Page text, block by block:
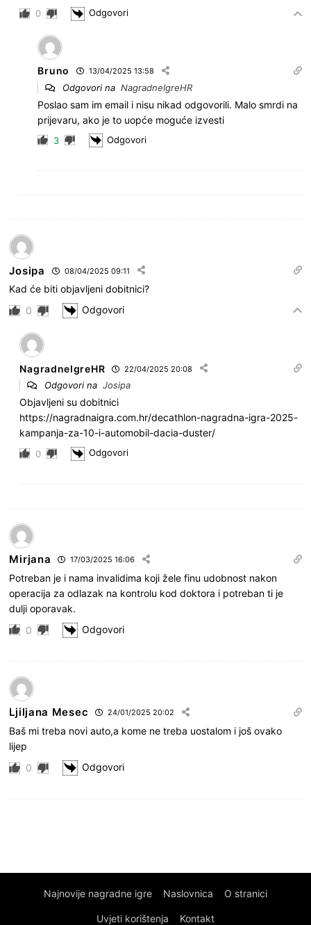
0 Odgovori
Bruno 13/04/2025 13:58
Odgovori naNagradneIgreHR
Poslao sam im email i nisu nikad odgovorili. Malo smrdi na
prijevaru, ako je to uopće moguće izvesti
3 Odgovori
Josipa 08/04/2025 09:11
Kad će biti objavljeni dobitnici?
0
Odgovori
NagradneIgreHR 22/04/2025 20:08
Odgovori naJosipa
Objavljeni su dobitnici
https://nagradnaigra.com.hr/decathlon-nagradna-igra-2025-
kampanja-za-10-i-automobil-dacia-duster/
0 Odgovori
Mirjana 17/03/2025 16:06
Potreban je i nama invalidima koji žele finu udobnost nakon
operacija za odlazak na kontrolu kod doktora i potreban ti je
dulji oporavak.
0
Odgovori
Ljiljana Mesec 24/01/2025 20:02
Baš mi treba novi auto,a kome ne treba uostalom i još ovako
lijep
0
Odgovori
Najnovije nagradne igre Naslovnica O stranici
Uvjeti korištenja Kontakt